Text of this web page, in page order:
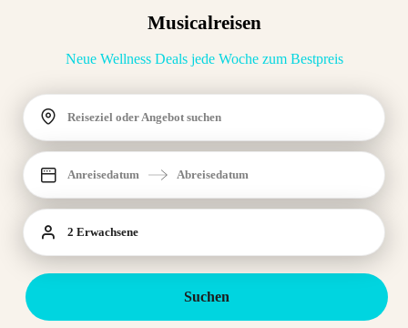
Musicalreisen
Neue Wellness Deals jede Woche zum Bestpreis
Reiseziel oder Angebot suchen
Anreisedatum Abreisedatum
2 Erwachsene
Suchen